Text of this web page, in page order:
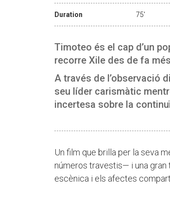
Duration 75'
Timoteo és el cap d’un
recorre Xile des de fa
A través de l’observació
seu líder carismàtic
incertesa sobre la
Un film que brilla per la seva
números travestis— i una gran
escènica i els afectes